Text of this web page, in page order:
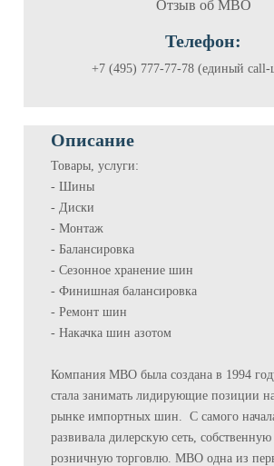
Отзыв об МВО
Телефон:
+7 (495) 777-77-78 (единый call-
Описание
Товары, услуги:
- Шины
- Диски
- Монтаж
- Балансировка
- Сезонное хранение шин
- Финишная балансировка
- Ремонт шин
- Накачка шин азотом
Компания МВО была создана в 1994
стала занимать лидирующие позиции
рынке импортных шин. С самого
развивала дилерскую сеть,
розничную торговлю. МВО одна из